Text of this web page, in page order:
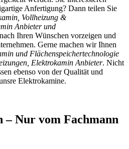
Anfertigung? Dann teilen Sie
Vollheizung &
Anbieter und
nach Ihren Wünschen vorzeigen und
Gerne machen wir Ihnen
und Flächenspeichertechnologie
Elektrokamin Anbieter. Nicht
ebenso von der Qualität und
Elektrokamine.
– Nur vom Fachmann